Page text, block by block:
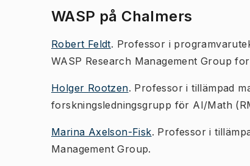
WASP på Chalmers
Robert Feldt. Professor i
WASP Research Management Group
Holger Rootzen. Professor i tillämpad
forskningsledningsgrupp för AI/Math
Marina Axelson-Fisk. Professor i
Management Group.